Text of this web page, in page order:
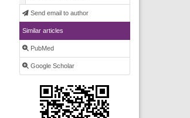
Send email to author
Similar articles
PubMed
Google Scholar